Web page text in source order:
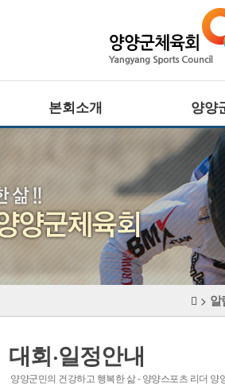
본회소개
설립목적 · 연혁
사업추진방향
CI
조직기구표
체육시설
양양
전문체육
주요기능
·대회정보
생활체육
·주요기능
대회정보
장애인체육
·주요기능
스포츠 마케
> 알
대회·일정안내
양양군민의 건강하고 행복한 삶 - 양양스포츠 리더 양